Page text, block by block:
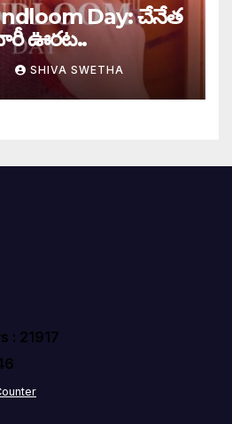
Day: చేనేత
ఊరట..
SHIVA SWETHA
: 21917